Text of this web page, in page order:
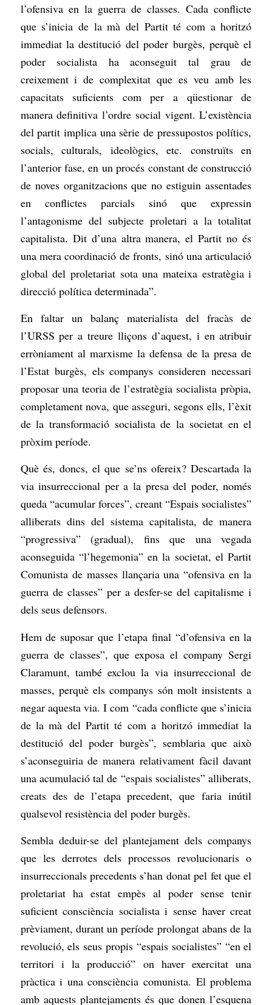
l’ofensiva en la guerra de classes. Cada conflicte
que s’inicia de la mà del Partit té com a horitzó
immediat la destitució del poder burgès, perquè el
poder socialista ha aconseguit tal grau de
creixement i de complexitat que es veu amb les
capacitats suficients com per a qüestionar de
manera definitiva l’ordre social vigent. L’existència
del partit implica una sèrie de pressupostos polítics,
socials, culturals, ideològics, etc. construïts en
l’anterior fase, en un procés constant de construcció
de noves organitzacions que no estiguin assentades
en conflictes parcials sinó que expressin
l’antagonisme del subjecte proletari a la totalitat
capitalista. Dit d’una altra manera, el Partit no és
una mera coordinació de fronts, sinó una articulació
global del proletariat sota una mateixa estratègia i
direcció política determinada”.
En faltar un balanç materialista del fracàs de
l’URSS per a treure lliçons d’aquest, i en atribuir
erròniament al marxisme la defensa de la presa de
l’Estat burgès, els companys consideren necessari
proposar una teoria de l’estratègia socialista pròpia,
completament nova, que asseguri, segons ells, l’èxit
de la transformació socialista de la societat en el
pròxim període.
Què és, doncs, el que se’ns ofereix? Descartada la
via insurreccional per a la presa del poder, només
queda “acumular forces”, creant “Espais socialistes”
alliberats dins del sistema capitalista, de manera
“progressiva” (gradual), fins que una vegada
aconseguida “l’hegemonia” en la societat, el Partit
Comunista de masses llançaria una “ofensiva en la
guerra de classes” per a desfer-se del capitalisme i
dels seus defensors.
Hem de suposar que l’etapa final “d’ofensiva en la
guerra de classes”, que exposa el company Sergi
Claramunt, també exclou la via insurreccional de
masses, perquè els companys són molt insistents a
negar aquesta via. I com “cada conflicte que s’inicia
de la mà del Partit té com a horitzó immediat la
destitució del poder burgès”, semblaria que això
s’aconseguiria de manera relativament fàcil davant
una acumulació tal de “espais socialistes” alliberats,
creats des de l’etapa precedent, que faria inútil
qualsevol resistència del poder burgès.
Sembla deduir-se del plantejament dels companys
que les derrotes dels processos revolucionaris o
insurreccionals precedents s’han donat pel fet que el
proletariat ha estat empès al poder sense tenir
suficient consciència socialista i sense haver creat
prèviament, durant un període prolongat abans de la
revolució, els seus propis “espais socialistes” “en el
territori i la producció” on haver exercitat una
pràctica i una consciència comunista. El problema
amb aquests plantejaments és que donen l’esquena